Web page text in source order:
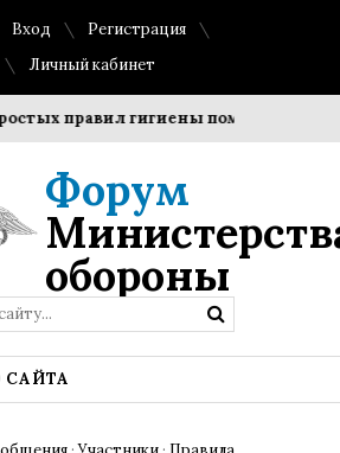
Вход
Регистрация
Личный кабинет
правил гигиены помогает
Форум
обороны